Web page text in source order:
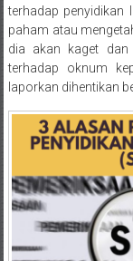
Konsultan
Hukum
Pajak/
Mediator/
Mediasi/
Yogyakarta/
Kidul/Wonosari/
Yogyakarta/Jogja/
kalten/Solo/
Purwakarta,
Sukoharjo/
Semarang/
terhadap penyidikan
paham atau
dia akan kaget dan
terhadap oknum
laporkan dihentikan